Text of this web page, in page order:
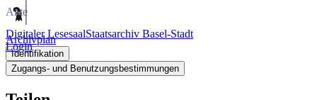
Digitaler LesesaalStaatsarchiv Basel-Stadt
Login
Akte
Archivplan
Identifikation
Zugangs- und Benutzungsbestimmungen